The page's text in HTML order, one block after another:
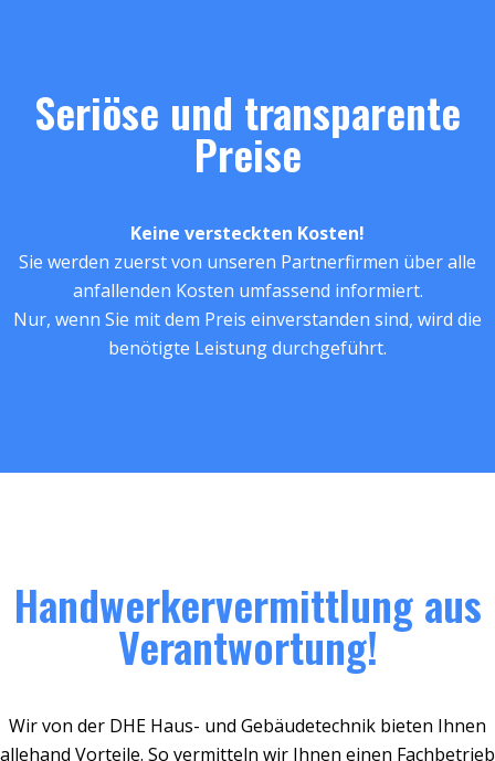
Seriöse und transparente
Preise
Keine versteckten Kosten!
Sie werden zuerst von unseren Partnerfirmen über alle
anfallenden Kosten umfassend informiert.
Nur, wenn Sie mit dem Preis einverstanden sind, wird die
benötigte Leistung durchgeführt.
Handwerkervermittlung aus
Verantwortung!
Wir von der DHE Haus- und Gebäudetechnik bieten Ihnen
allehand Vorteile. So vermitteln wir Ihnen einen Fachbetrieb